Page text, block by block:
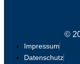
©
Impressum
Datenschutz